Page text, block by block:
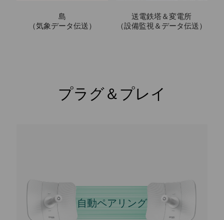
島
（気象データ伝送）
送電鉄塔＆変電所
（設備監視＆データ伝送）
プラグ＆プレイ
自動ペアリング